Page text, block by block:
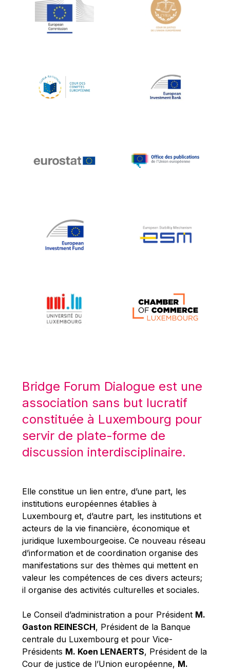
Jean-Louis Schiltz
Jean-Victor Louis
Johnny Åkerholm
Katharien L.C. Hunt
Klaus-Heiner Lehne
Koen LENAERTS
Lars Heikensten
Lucas Papademos
Máire Geoghegan-Quinn
Mario Centeno
Mario Monti
Maroš ŠEFČOVIČ
Martin Bailey
Martine Reicherts
Michael Sohlman
Michel Goedert
Mireille Delmas-Marty
Nobuo Tanaka
Otmar Issing
Paolo Mengozzi
Paschal Donohoe
Pat Cox
Patrizia Nanz
Philippe Maystadt
Pierre Gramegna
Bridge Forum Dialogue est une
association sans but lucratif
constituée à Luxembourg pour
servir de plate-forme de
discussion interdisciplinaire.
Elle constitue un lien entre, d’une part, les
institutions européennes établies à
Luxembourg et, d’autre part, les institutions et
acteurs de la vie financière, économique et
juridique luxembourgeoise. Ce nouveau réseau
d’information et de coordination organise des
manifestations sur des thèmes qui mettent en
valeur les compétences de ces divers acteurs;
il organise des activités culturelles et sociales.
Le Conseil d’administration a pour Président M.
Gaston REINESCH, Président de la Banque
centrale du Luxembourg et pour Vice-
Présidents M. Koen LENAERTS, Président de la
Cour de justice de l’Union européenne, M.